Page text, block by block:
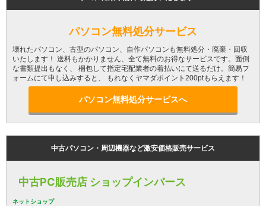
パソコン無料処分サービス
壊れたパソコン、古型のパソコン、自作パソコンも無料処分・廃棄・回収
いたします！ 送料もかかりません、全て無料のお得なサービスです。面倒
な書類提出もなく、 梱包して指定宅配業者の着払いにて送るだけ。簡易フ
ォームにて申し込みすると、 もれなくヤマダポイント200ptもらえます！
パソコン無料処分サービスへ
中古パソコン・周辺機器など激安価格販売サービス
中古PC販売店 ショップインバース
ネットショップ